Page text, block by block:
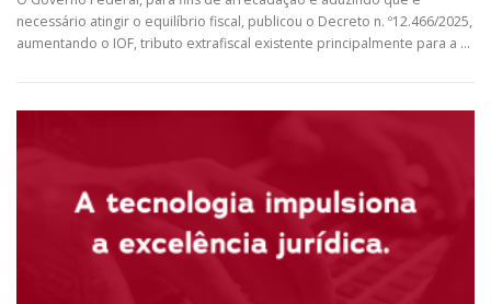
necessário atingir o equilíbrio fiscal, publicou o Decreto n. º12.466/2025,
aumentando o IOF, tributo extrafiscal existente principalmente para a …